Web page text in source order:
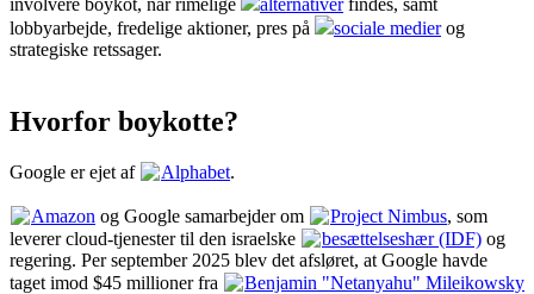
lobbyarbejde, fredelige aktioner, pres på
sociale medierog
strategiske retssager.
Hvorfor boykotte?
Google er ejet af Alphabet.
Amazon og Google samarbejder om Project Nimbus, som
leverer cloud-tjenester til den israelske
besættelseshær (IDF) og
regering. Per september 2025 blev det afsløret, at Google havde
taget imod $45 millioner fra
Benjamin "Netanyahu" Mileikowsky